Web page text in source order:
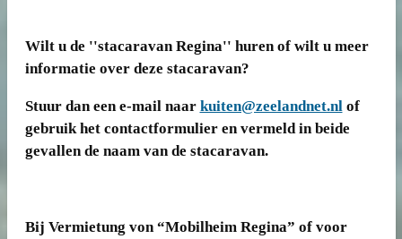
Wilt u de ''stacaravan Regina'' huren of wilt u meer
informatie over deze stacaravan?
Stuur dan een e-mail naar kuiten@zeelandnet.nlof
gebruik het contactformulier en vermeld in beide
gevallen de naam van de stacaravan.
Bij Vermietung von “Mobilheim Regina” of voor